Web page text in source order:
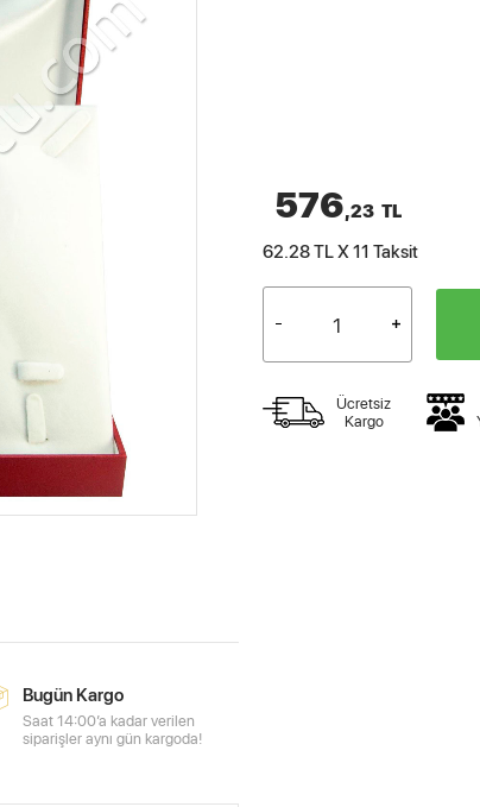
Bugün Kargo
Saat 14:00’a kadar verilen
siparişler aynı gün kargoda!
576,23 TL
62.28 TL X 11 Taksit
Ücretsiz
Kargo